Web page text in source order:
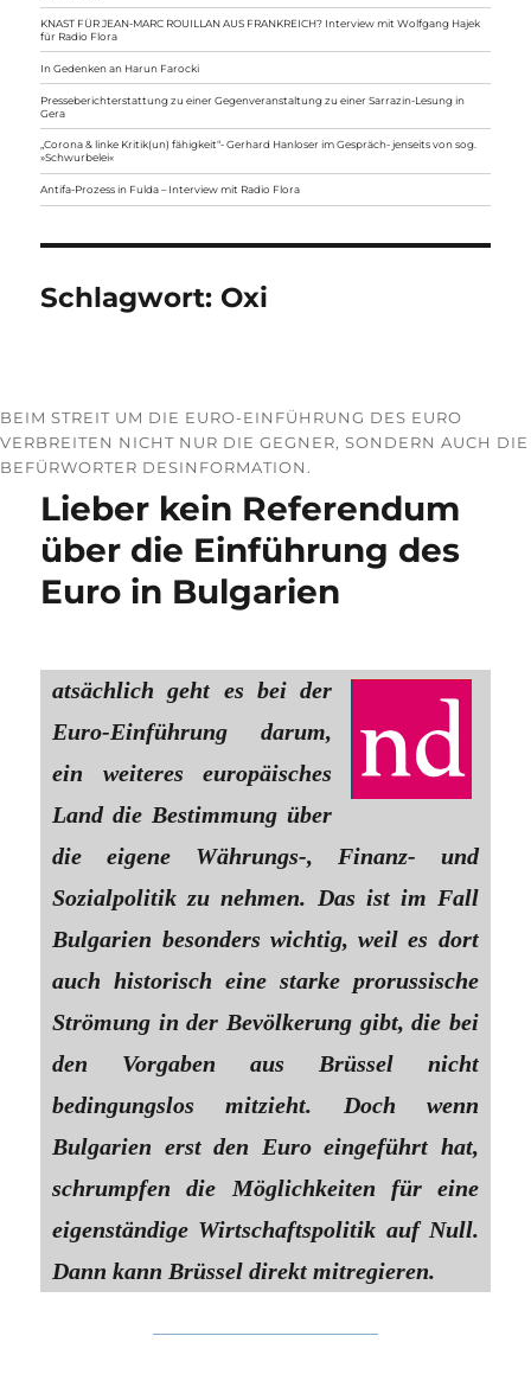
KNAST FÜR JEAN-MARC ROUILLAN AUS FRANKREICH? Interview mit Wolfgang Hajek
für Radio Flora
In Gedenken an Harun Farocki
Presseberichterstattung zu einer Gegenveranstaltung zu einer Sarrazin-Lesung in
Gera
„Corona & linke Kritik(un) fähigkeit“- Gerhard Hanloser im Gespräch- jenseits von sog.
»Schwurbelei«
Antifa-Prozess in Fulda – Interview mit Radio Flora
Schlagwort: Oxi
BEIM STREIT UM DIE EURO-EINFÜHRUNG DES EURO
VERBREITEN NICHT NUR DIE GEGNER, SONDERN AUCH DIE
BEFÜRWORTER DESINFORMATION.
Lieber kein Referendum
über die Einführung des
Euro in Bulgarien
atsächlich geht es bei der
Euro-Einführung darum,
ein weiteres europäisches
Land die Bestimmung über
die eigene Währungs-, Finanz- und
Sozialpolitik zu nehmen. Das ist im Fall
Bulgarien besonders wichtig, weil es dort
auch historisch eine starke prorussische
Strömung in der Bevölkerung gibt, die bei
den Vorgaben aus Brüssel nicht
bedingungslos mitzieht. Doch wenn
Bulgarien erst den Euro eingeführt hat,
schrumpfen die Möglichkeiten für eine
eigenständige Wirtschaftspolitik auf Null.
Dann kann Brüssel direkt mitregieren.